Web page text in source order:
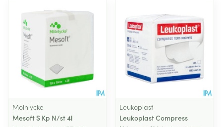
Molnlycke
Mesoft S Kp N/st 4l
Leukoplast
Leukoplast Compress